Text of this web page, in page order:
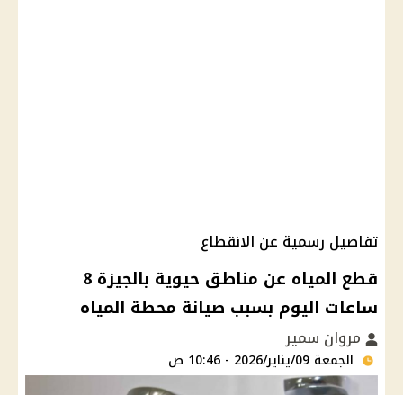
تفاصيل رسمية عن الانقطاع
قطع المياه عن مناطق حيوية بالجيزة 8
ساعات اليوم بسبب صيانة محطة المياه
مروان سمير
الجمعة 09/يناير/2026 - 10:46 ص